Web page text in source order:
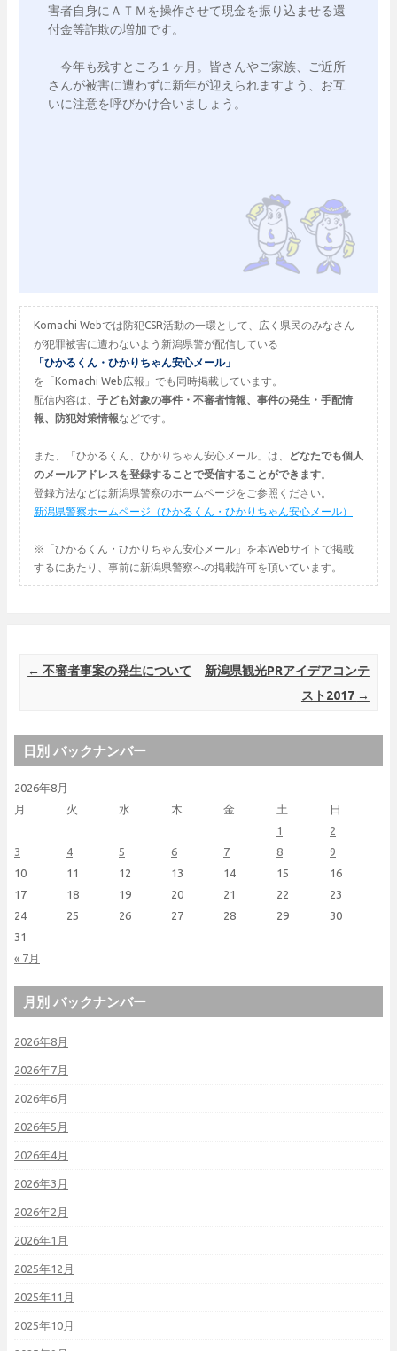
害者自身にＡＴＭを操作させて現金を振り込ませる還
付金等詐欺の増加です。
今年も残すところ１ヶ月。皆さんやご家族、ご近所
さんが被害に遭わずに新年が迎えられますよう、お互
いに注意を呼びかけ合いましょう。
Komachi Webでは防犯CSR活動の一環として、広く県民のみなさん
が犯罪被害に遭わないよう新潟県警が配信している
「ひかるくん・ひかりちゃん安心メール」
を「Komachi Web広報」でも同時掲載しています。
配信内容は、 子ども対象の事件・不審者情報、事件の発生・手配情
報、防犯対策情報などです。
また、「ひかるくん、ひかりちゃん安心メール」は、
どなたでも個人
のメールアドレスを登録することで受信することができます。
登録方法などは新潟県警察のホームページをご参照ください。
新潟県警察ホームページ（ひかるくん・ひかりちゃん安心メール）
※「ひかるくん・ひかりちゃん安心メール」を本Webサイトで掲載
するにあたり、事前に新潟県警察への掲載許可を頂いています。
Post navigation
← 不審者事案の発生について
新潟県観光PRアイデアコンテ
スト2017 →
日別 バックナンバー
2026年8月
月
火 水 木 金 土 日
« 7月
1
2
3
4 5 6 7 8
9
10
11 12 13 14 15
16
17
18 19 20 21 22
23
24
25 26 27 28 29
30
31
月別 バックナンバー
2026年8月
2026年7月
2026年6月
2026年5月
2026年4月
2026年3月
2026年2月
2026年1月
2025年12月
2025年11月
2025年10月